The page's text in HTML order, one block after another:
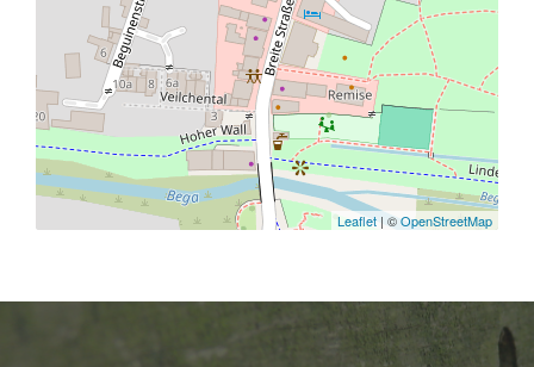
Leaflet | ©OpenStreetMap